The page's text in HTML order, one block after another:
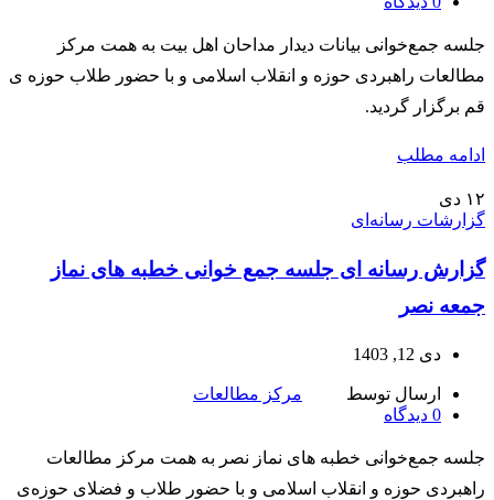
جلسه جمع‌خوانی بیانات دیدار مداحان اهل بیت به همت مرکز
مطالعات راهبردی حوزه و انقلاب اسلامی و با حضور طلاب حوزه ی
قم برگزار گردید.
ادامه مطلب
۱۲ دی
گزارشات رسانه‌ای
گزارش رسانه ای جلسه جمع خوانی خطبه های نماز
جمعه نصر
دی 12, 1403
ارسال توسط
مرکز مطالعات
0 دیدگاه
جلسه جمع‌خوانی خطبه های نماز نصر به همت مرکز مطالعات
راهبردی حوزه و انقلاب اسلامی و با حضور طلاب و فضلای حوزه‌ی